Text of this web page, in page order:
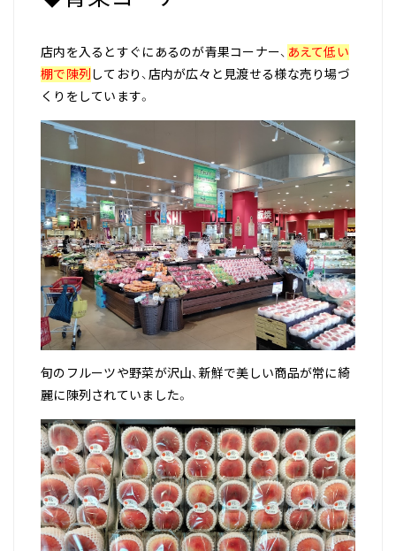
店内を入るとすぐにあるのが青果コーナー、 あえて低い
棚で陳列 しており、店内が広々と見渡せる様な売り場づ
くりをしています。
旬のフルーツや野菜が沢山、新鮮で美しい商品が常に綺
麗に陳列されていました。